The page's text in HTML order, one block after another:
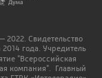
2022. Свидетельство
года. Учредитель
"Всероссийская
компания". Главный